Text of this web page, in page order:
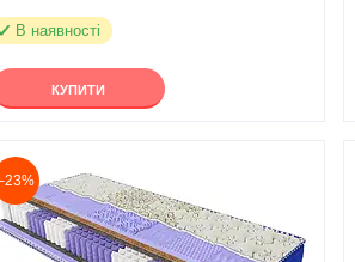
В наявності
КУПИТИ